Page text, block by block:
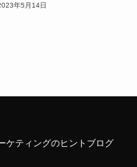
年5月14日
ケティングのヒントブログ